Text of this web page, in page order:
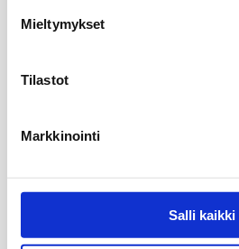
Mieltymykset
Tilastot
Markkinointi
Salli kaikki